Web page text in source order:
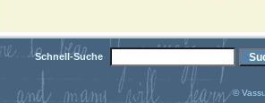
Schnell-Suche
©